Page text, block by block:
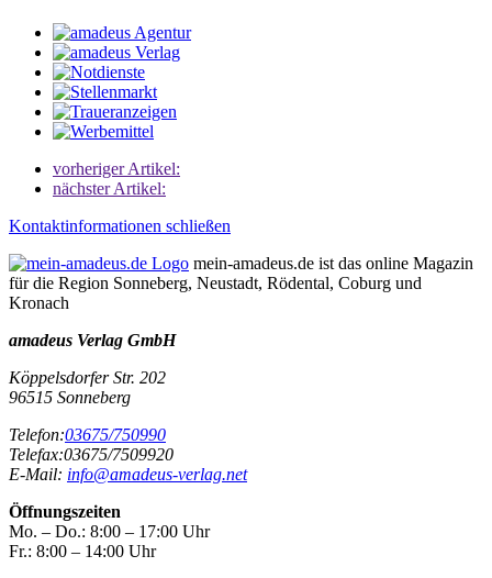
vorheriger Artikel:
nächster Artikel:
Kontaktinformationen schließen
mein-amadeus.de ist das online Magazin
für die Region Sonneberg, Neustadt, Rödental, Coburg und
Kronach
amadeus Verlag GmbH
Köppelsdorfer Str. 202
96515 Sonneberg
Telefon:03675/750990
Telefax:03675/7509920
E-Mail: info@amadeus-verlag.net
Öffnungszeiten
Mo. – Do.: 8:00 – 17:00 Uhr
Fr.: 8:00 – 14:00 Uhr